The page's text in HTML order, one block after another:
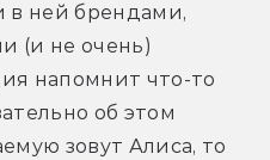
ней брендами,
(и не очень)
напомнит что-то
об этом
зовут Алиса, то